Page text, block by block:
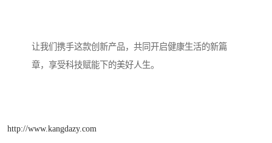
让我们携手这款创新产品，共同开启健康生活的新篇
章，享受科技赋能下的美好人生。
http://www.kangdazy.com